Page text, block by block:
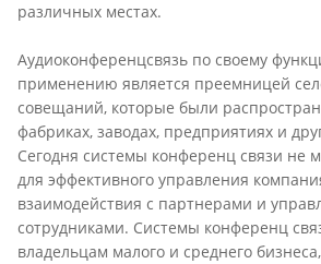
различных местах.
Аудиоконференцсвязь по своему
применению является преемницей
совещаний, которые были
фабриках, заводах, предприятиях и
Сегодня системы конференц связи не
для эффективного управления
взаимодействия с партнерами и
сотрудниками. Системы конференц
владельцам малого и среднего